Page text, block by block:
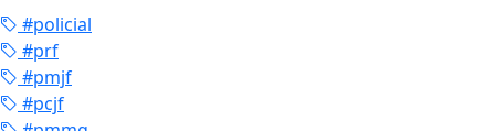
#policial
#prf
#pmjf
#pcjf